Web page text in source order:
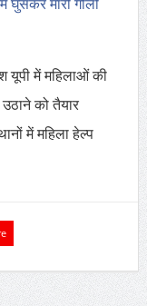
यूपी में महिलाओं की
को तैयार
में महिला हेल्प